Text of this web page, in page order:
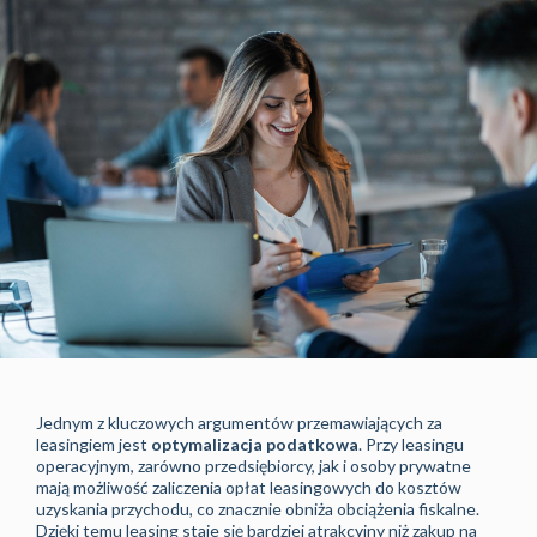
Jednym z kluczowych argumentów przemawiających za
leasingiem jest optymalizacja podatkowa. Przy leasingu
operacyjnym, zarówno przedsiębiorcy, jak i osoby prywatne
mają możliwość zaliczenia opłat leasingowych do kosztów
uzyskania przychodu, co znacznie obniża obciążenia fiskalne.
Dzięki temu leasing staje się bardziej atrakcyjny niż zakup na